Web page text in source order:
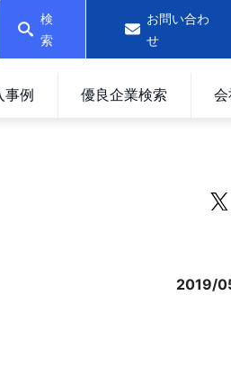
検
索
お問い合わ
せ
事例 優良企業検索
2019/